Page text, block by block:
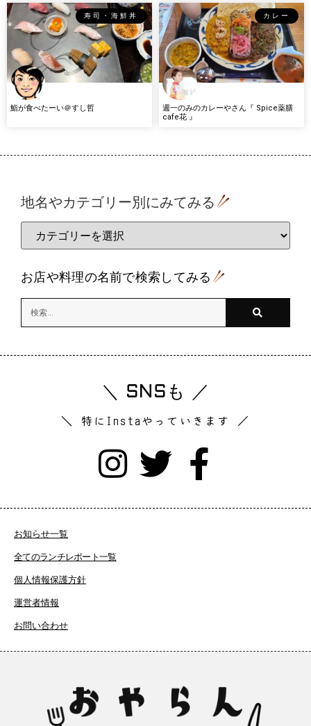
寿司・海鮮丼
鮨が食べたーい＠すし哲
カレー
週一のみのカレーやさん『 Spice薬膳
cafe花 』
地名やカテゴリー別にみてみる
お店や料理の名前で検索してみる
＼ SNSも ／
＼ 特にInstaやっていきます ／
お知らせ一覧
全てのランチレポート一覧
個人情報保護方針
運営者情報
お問い合わせ